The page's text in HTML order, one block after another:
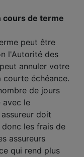
cours de terme
peut être
l'Autorité des
annuler votre
échéance.
de jours
avec le
doit
les frais de
assureurs
qui rend plus